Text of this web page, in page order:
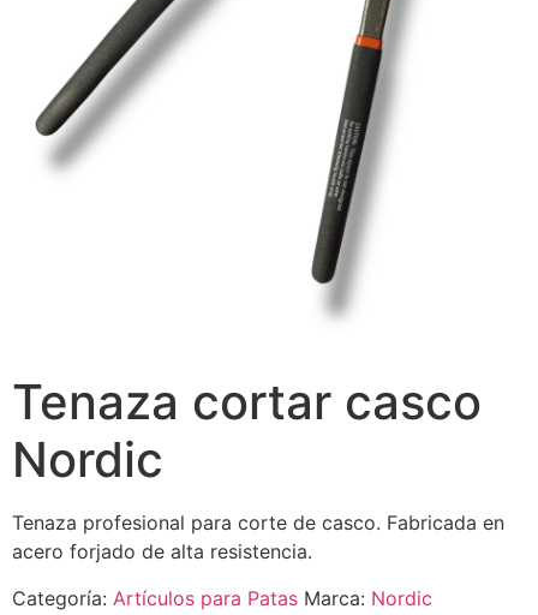
Tenaza cortar casco
Nordic
Tenaza profesional para corte de casco. Fabricada en
acero forjado de alta resistencia.
Categoría: Artículos para Patas Marca: Nordic